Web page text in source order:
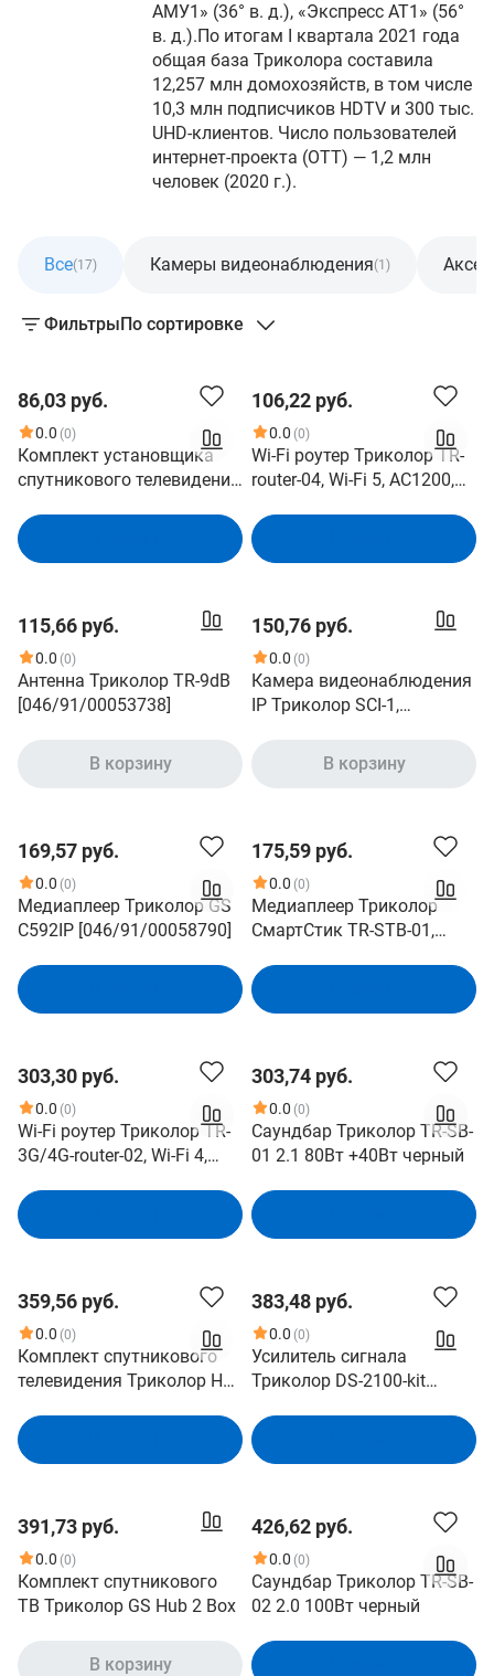
АМУ1» (36° в. д.), «Экспресс АТ1» (56°
в. д.).По итогам I квартала 2021 года
общая база Триколора составила
12,257 млн домохозяйств, в том числе
10,3 млн подписчиков HDTV и 300 тыс.
UHD-клиентов. Число пользователей
интернет-проекта (ОТТ) — 1,2 млн
человек (2020 г.).
Все(17) Камеры видеонаблюдения(1)
ФильтрыПо сортировке
86,03 руб.
0.0 (0)
Комплект установщика
спутникового телевидения
106,22 руб.
0.0 (0)
Wi-Fi роутер Триколор TR-
router-04, Wi-Fi 5, AC1200,
[046/91/00057758]
115,66 руб.
0.0 (0)
Антенна Триколор TR-9dB
[046/91/00053738]
В корзину
150,76 руб.
0.0 (0)
Камера видеонаблюдения
IP Триколор SCI-1,
белый [046/91/00052296]
В корзину
169,57 руб.
0.0 (0)
Медиаплеер Триколор GS
C592IP [046/91/00058790]
175,59 руб.
0.0 (0)
Медиаплеер Триколор
СмартСтик TR-STB-01,
303,30 руб.
0.0 (0)
Wi-Fi роутер Триколор TR-
3G/4G-router-02, Wi-Fi 4,
черный [046/91/00054231]
303,74 руб.
0.0 (0)
Саундбар Триколор TR-SB-
01 2.1 80Вт +40Вт черный
359,56 руб.
0.0 (0)
Комплект спутникового
телевидения Триколор HD
(046/91/00060524)
383,48 руб.
0.0 (0)
Усилитель сигнала
Триколор DS-2100-kit
однодиапазонная
[046/91/00050419]
391,73 руб.
0.0 (0)
Комплект спутникового
ТВ Триколор GS Hub 2 Box
В корзину
426,62 руб.
0.0 (0)
Саундбар Триколор TR-SB-
02 2.0 100Вт черный